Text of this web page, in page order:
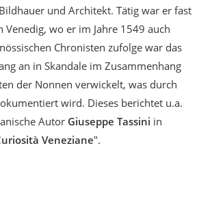
und Architekt. Tätig war er fast
Venedig, wo er im Jahre 1549 auch
Chronisten zufolge war das
an in Skandale im Zusammenhang
der Nonnen verwickelt, was durch
wird. Dieses berichtet u.a.
Autor Giuseppe Tassini in
Veneziane".